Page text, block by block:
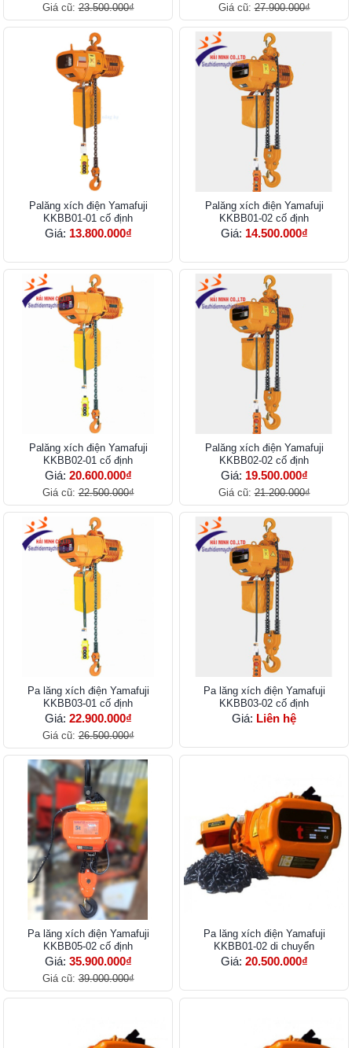
Giá cũ:23.500.000₫ Giá cũ:27.900.000₫
Palăng xích điện Yamafuji
KKBB01-01 cố định
Giá: 13.800.000₫
Palăng xích điện Yamafuji
KKBB01-02 cố định
Giá: 14.500.000₫
Palăng xích điện Yamafuji
KKBB02-01 cố định
Giá: 20.600.000₫
Giá cũ:22.500.000₫
Palăng xích điện Yamafuji
KKBB02-02 cố định
Giá: 19.500.000₫
Giá cũ:21.200.000₫
Pa lăng xích điện Yamafuji
KKBB03-01 cố định
Giá: 22.900.000₫
Giá cũ:26.500.000₫
Pa lăng xích điện Yamafuji
KKBB03-02 cố định
Giá: Liên hệ
Pa lăng xích điện Yamafuji
KKBB05-02 cố định
Giá: 35.900.000₫
Giá cũ:39.000.000₫
Pa lăng xích điện Yamafuji
KKBB01-02 di chuyển
Giá: 20.500.000₫